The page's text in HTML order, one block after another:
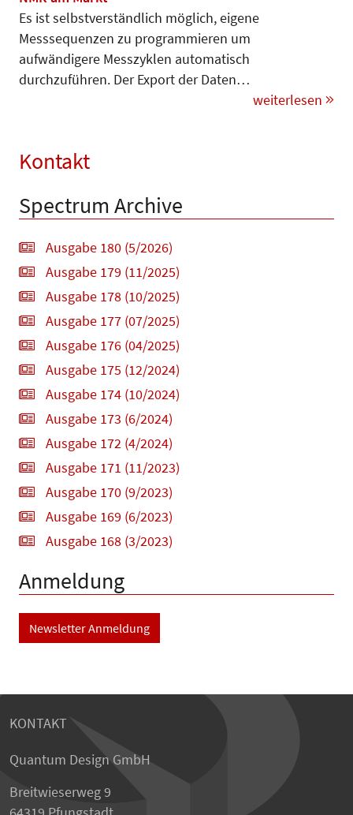
Es ist selbstverständlich möglich, eigene
Messsequenzen zu programmieren um
aufwändigere Mess­zyklen automatisch
durchzuführen. Der Export der Daten…
weiterlesen
Kontakt
Spectrum Archive
Ausgabe 180 (5/2026)
Ausgabe 179 (11/2025)
Ausgabe 178 (10/2025)
Ausgabe 177 (07/2025)
Ausgabe 176 (04/2025)
Ausgabe 175 (12/2024)
Ausgabe 174 (10/2024)
Ausgabe 173 (6/2024)
Ausgabe 172 (4/2024)
Ausgabe 171 (11/2023)
Ausgabe 170 (9/2023)
Ausgabe 169 (6/2023)
Ausgabe 168 (3/2023)
Anmeldung
Newsletter Anmeldung
KONTAKT
Quantum Design GmbH
Breitwieserweg 9